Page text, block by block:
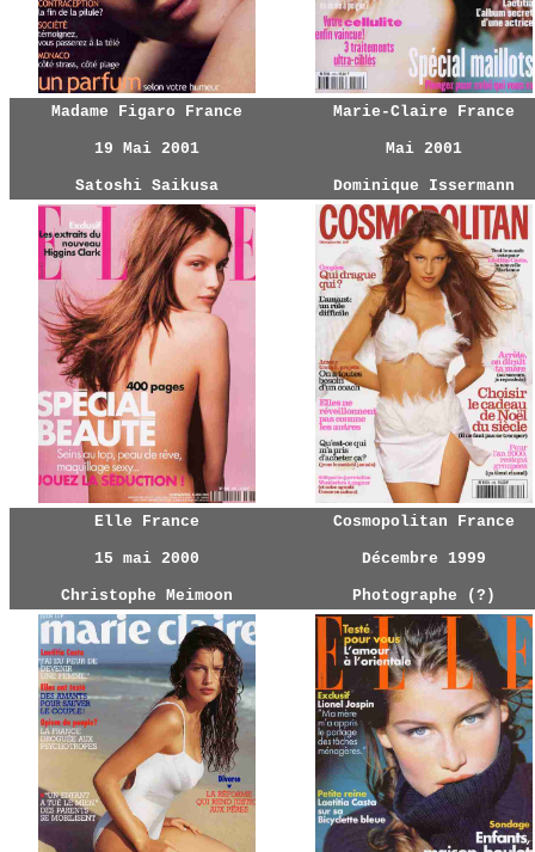
Madame Figaro France
19 Mai 2001
Satoshi Saikusa
Marie-Claire France
Mai 2001
Dominique Issermann
Elle France
15 mai 2000
Christophe Meimoon
Cosmopolitan France
Décembre 1999
Photographe (?)